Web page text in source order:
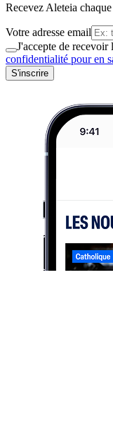
Recevez Aleteia
Votre adresse email
J'accepte de
confidentialité pour en
S'inscrire